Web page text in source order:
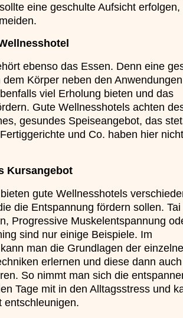
eine geschulte Aufsicht erfolgen,
ebenso das Essen. Denn eine
Körper neben den
viel Erholung bieten und das
Gute Wellnesshotels achten
gesundes Speiseangebot, das
und Co. haben hier
Kursangebot
gute Wellnesshotels
die Entspannung fördern sollen.
Progressive Muskelentspannung
sind nur einige Beispiele. Im
man die Grundlagen der
erlernen und diese dann
So nimmt man sich die
Tage mit in den Alltagsstress und
entschleunigen.